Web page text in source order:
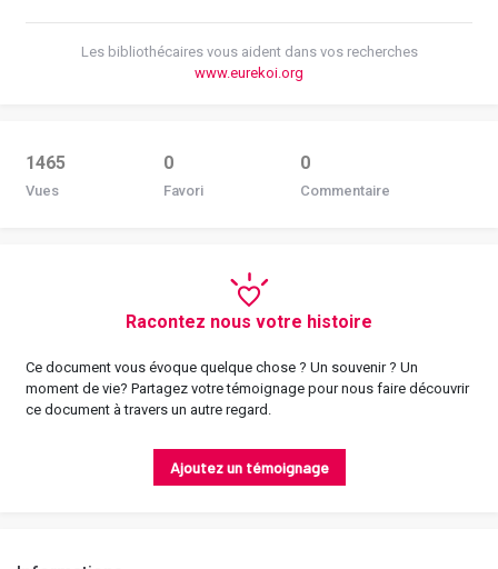
Les bibliothécaires vous aident dans vos recherches
www.eurekoi.org
1465
Vues
0
Favori
0
Commentaire
Racontez nous votre histoire
Ce document vous évoque quelque chose ? Un souvenir ? Un
moment de vie? Partagez votre témoignage pour nous faire découvrir
ce document à travers un autre regard.
Ajoutez un témoignage